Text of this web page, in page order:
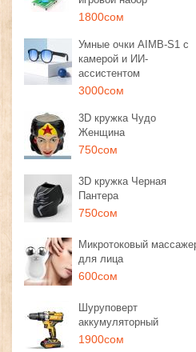
1800сом
Умные очки AIMB-S1 с
камерой и ИИ-
ассистентом
3000сом
3D кружка Чудо
Женщина
750сом
3D кружка Черная
Пантера
750сом
Микротоковый
для лица
600сом
Шуруповерт
аккумуляторный
1900сом